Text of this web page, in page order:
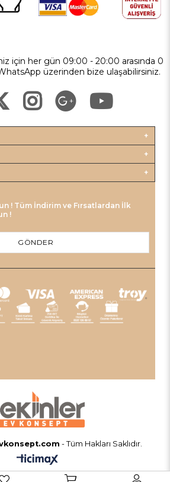
için her gün 09:00 - 20:00 arasında 0
üzerinden bize ulaşabilirsiniz.
! Tüm İndirim ve Fırsatlardan İlk
!
GÖNDER
- Tüm Hakları Saklıdır.